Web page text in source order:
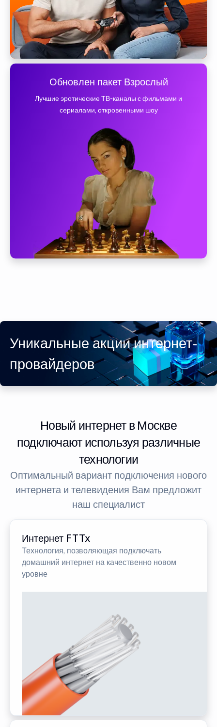
Обновлен пакет Взрослый
Лучшие эротические ТВ-каналы с фильмами и
сериалами, откровенными шоу
Уникальные акции интернет-
провайдеров
Новый интернет в Москве
подключают используя различные
технологии
Оптимальный вариант подключения нового
интернета и телевидения Вам предложит
наш специалист
Интернет FTTx
Технология, позволяющая подключать
домашний интернет на качественно новом
уровне